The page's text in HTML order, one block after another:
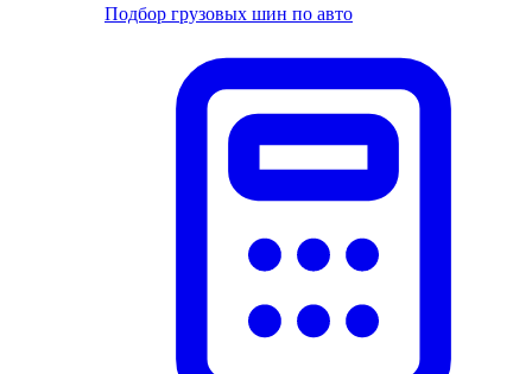
Подбор грузовых шин по авто